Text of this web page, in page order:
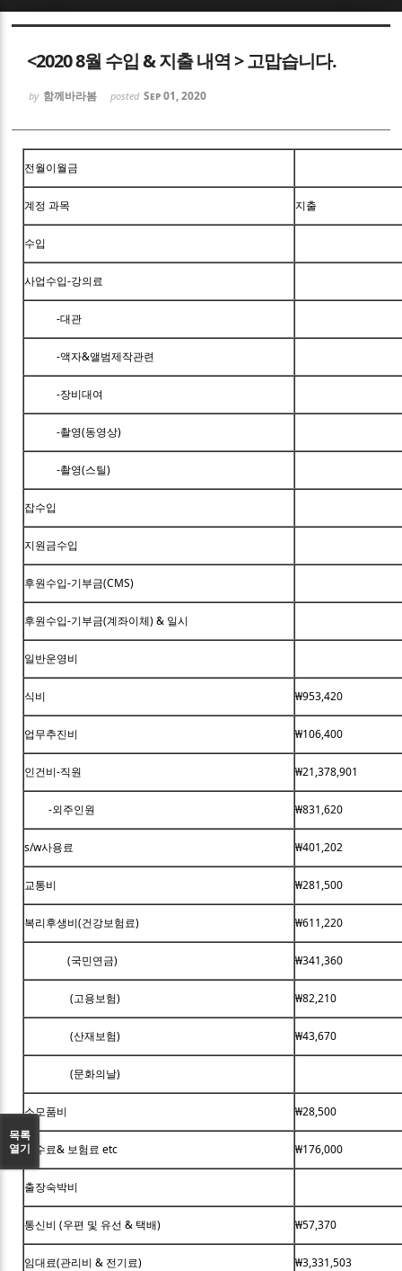
<2020 8월 수입 & 지출 내역 > 고맙습니다.
by 함께바라봄 posted Sep 01, 2020
전월이월금
계정 과목 지출
수입
사업수입-강의료
-대관
-액자&앨범제작관련
-장비대여
-촬영(동영상)
-촬영(스틸)
잡수입
지원금수입
후원수입-기부금(CMS)
후원수입-기부금(계좌이체) & 일시
일반운영비
식비 ₩953,420
업무추진비 ₩106,400
인건비-직원 ₩21,378,901
-외주인원 ₩831,620
s/w사용료 ₩401,202
교통비 ₩281,500
복리후생비(건강보험료) ₩611,220
(국민연금) ₩341,360
(고용보험) ₩82,210
(산재보험) ₩43,670
(문화의날)
소모품비 ₩28,500
수수료& 보험료 etc ₩176,000
출장숙박비
통신비 (우편 및 유선 & 택배) ₩57,370
임대료(관리비 & 전기료) ₩3,331,503
목록
열기
Sketchbook5, 스케치북5
Sketchbook5, 스케치북5